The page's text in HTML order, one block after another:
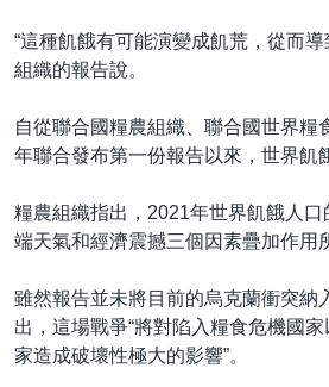
“這種飢餓有可能演變成飢荒，從而
組織的報告說。
自從聯合國糧農組織、聯合國世界糧
年聯合發布第一份報告以來，世界飢
糧農組織指出，2021年世界飢餓人口
端天氣和經濟震撼三個因素疊加作用所
雖然報告並未將目前的烏克蘭衝突納
出，這場戰爭“將對陷入糧食危機國
家造成破壞性極大的影響”。